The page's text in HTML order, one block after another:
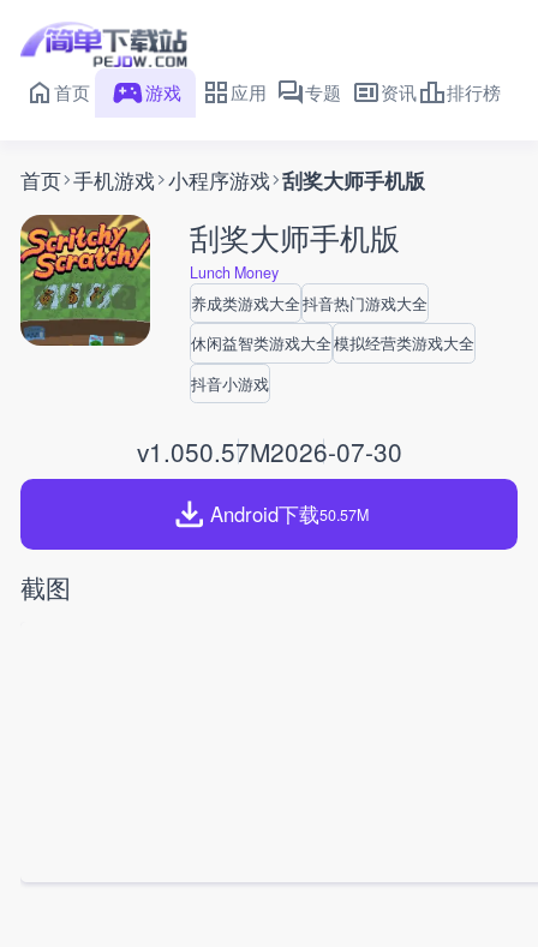
首页 游戏 应用 专题 资讯 排行榜
首页 手机游戏 小程序游戏 刮奖大师手机版
刮奖大师手机版
Lunch Money
养成类游戏大全抖音热门游戏大全
休闲益智类游戏大全模拟经营类游戏大全
抖音小游戏
v1.050.57M2026-07-30
Android下载50.57M
截图